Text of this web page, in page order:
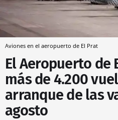
Aviones en el aeropuerto de El Prat
El Aeropuerto de
más de 4.200
arranque de las
agosto